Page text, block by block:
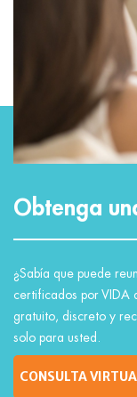
Obtenga
¿Sabía que puede
certificados por VIDA
gratuito, discreto y
solo para usted.
CONSULTA